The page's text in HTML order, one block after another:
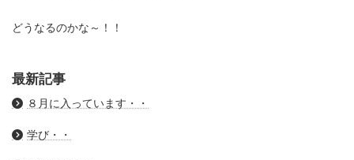
どうなるのかな～！！
最新記事
８月に入っています・・
学び・・